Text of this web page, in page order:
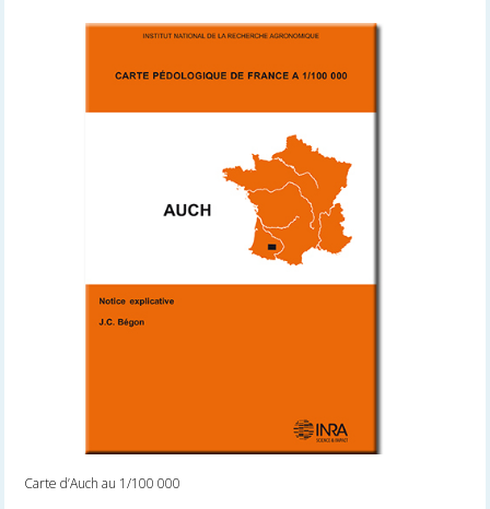
Carte d’Auch au 1/100 000